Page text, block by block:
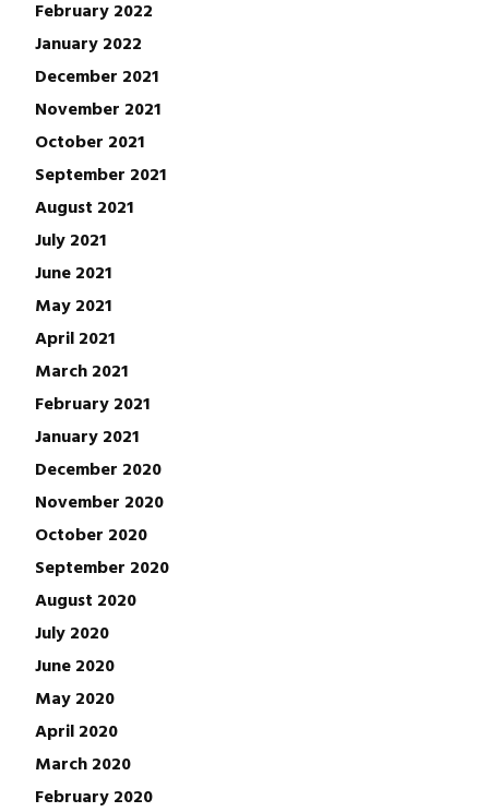
February 2022
January 2022
December 2021
November 2021
October 2021
September 2021
August 2021
July 2021
June 2021
May 2021
April 2021
March 2021
February 2021
January 2021
December 2020
November 2020
October 2020
September 2020
August 2020
July 2020
June 2020
May 2020
April 2020
March 2020
February 2020